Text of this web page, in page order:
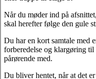
Når du møder ind på
skal herefter følge den gule
Du har en kort samtale med
forberedelse og klargøring til
pårørende med.
Du bliver hentet, når at det